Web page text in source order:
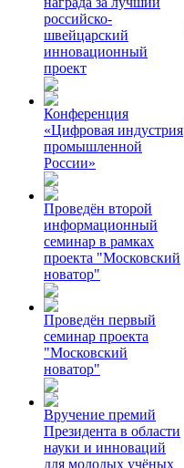
российско-
швейцарский
инновационный
проект
Конференция
«Цифровая индустрия
промышленной
России»
Проведён второй
информационный
семинар в рамках
проекта "Московский
новатор"
Проведён первый
семинар проекта
"Московский
новатор"
Вручение премий
Президента в области
науки и инноваций
для молодых учёных